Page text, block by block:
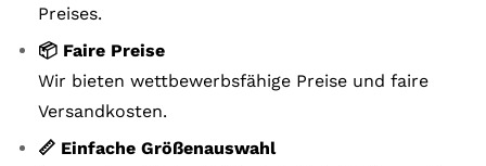
Preises.
📦 Faire Preise
Wir bieten wettbewerbsfähige Preise und faire
Versandkosten.
📏 Einfache Größenauswahl